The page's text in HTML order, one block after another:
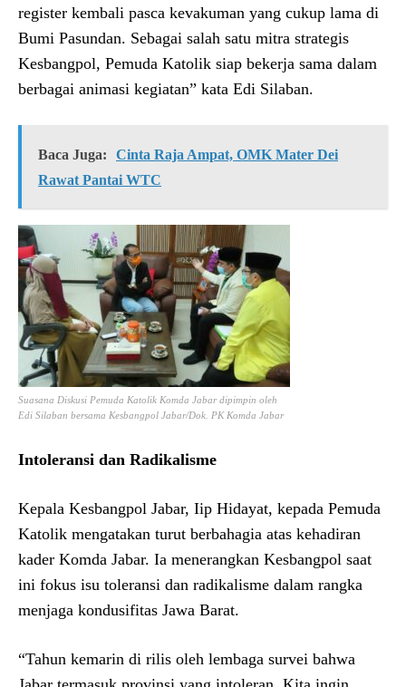
register kembali pasca kevakuman yang cukup lama di
Bumi Pasundan. Sebagai salah satu mitra strategis
Kesbangpol, Pemuda Katolik siap bekerja sama dalam
berbagai animasi kegiatan” kata Edi Silaban.
Baca Juga:
Cinta Raja Ampat, OMK Mater Dei
Rawat Pantai WTC
Suasana Diskusi Pemuda Katolik Komda Jabar dipimpin oleh
Edi Silaban bersama Kesbangpol Jabar/Dok. PK Komda Jabar
Intoleransi dan Radikalisme
Kepala Kesbangpol Jabar, Iip Hidayat, kepada Pemuda
Katolik mengatakan turut berbahagia atas kehadiran
kader Komda Jabar. Ia menerangkan Kesbangpol saat
ini fokus isu toleransi dan radikalisme dalam rangka
menjaga kondusifitas Jawa Barat.
“Tahun kemarin di rilis oleh lembaga survei bahwa